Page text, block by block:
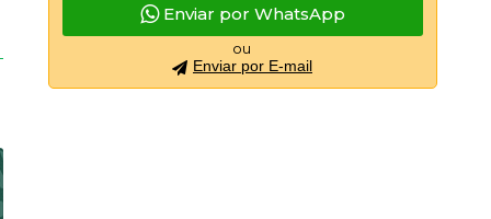
(2)
Vincennes (1)
Enviar por WhatsApp
ou
Enviar por E-mail